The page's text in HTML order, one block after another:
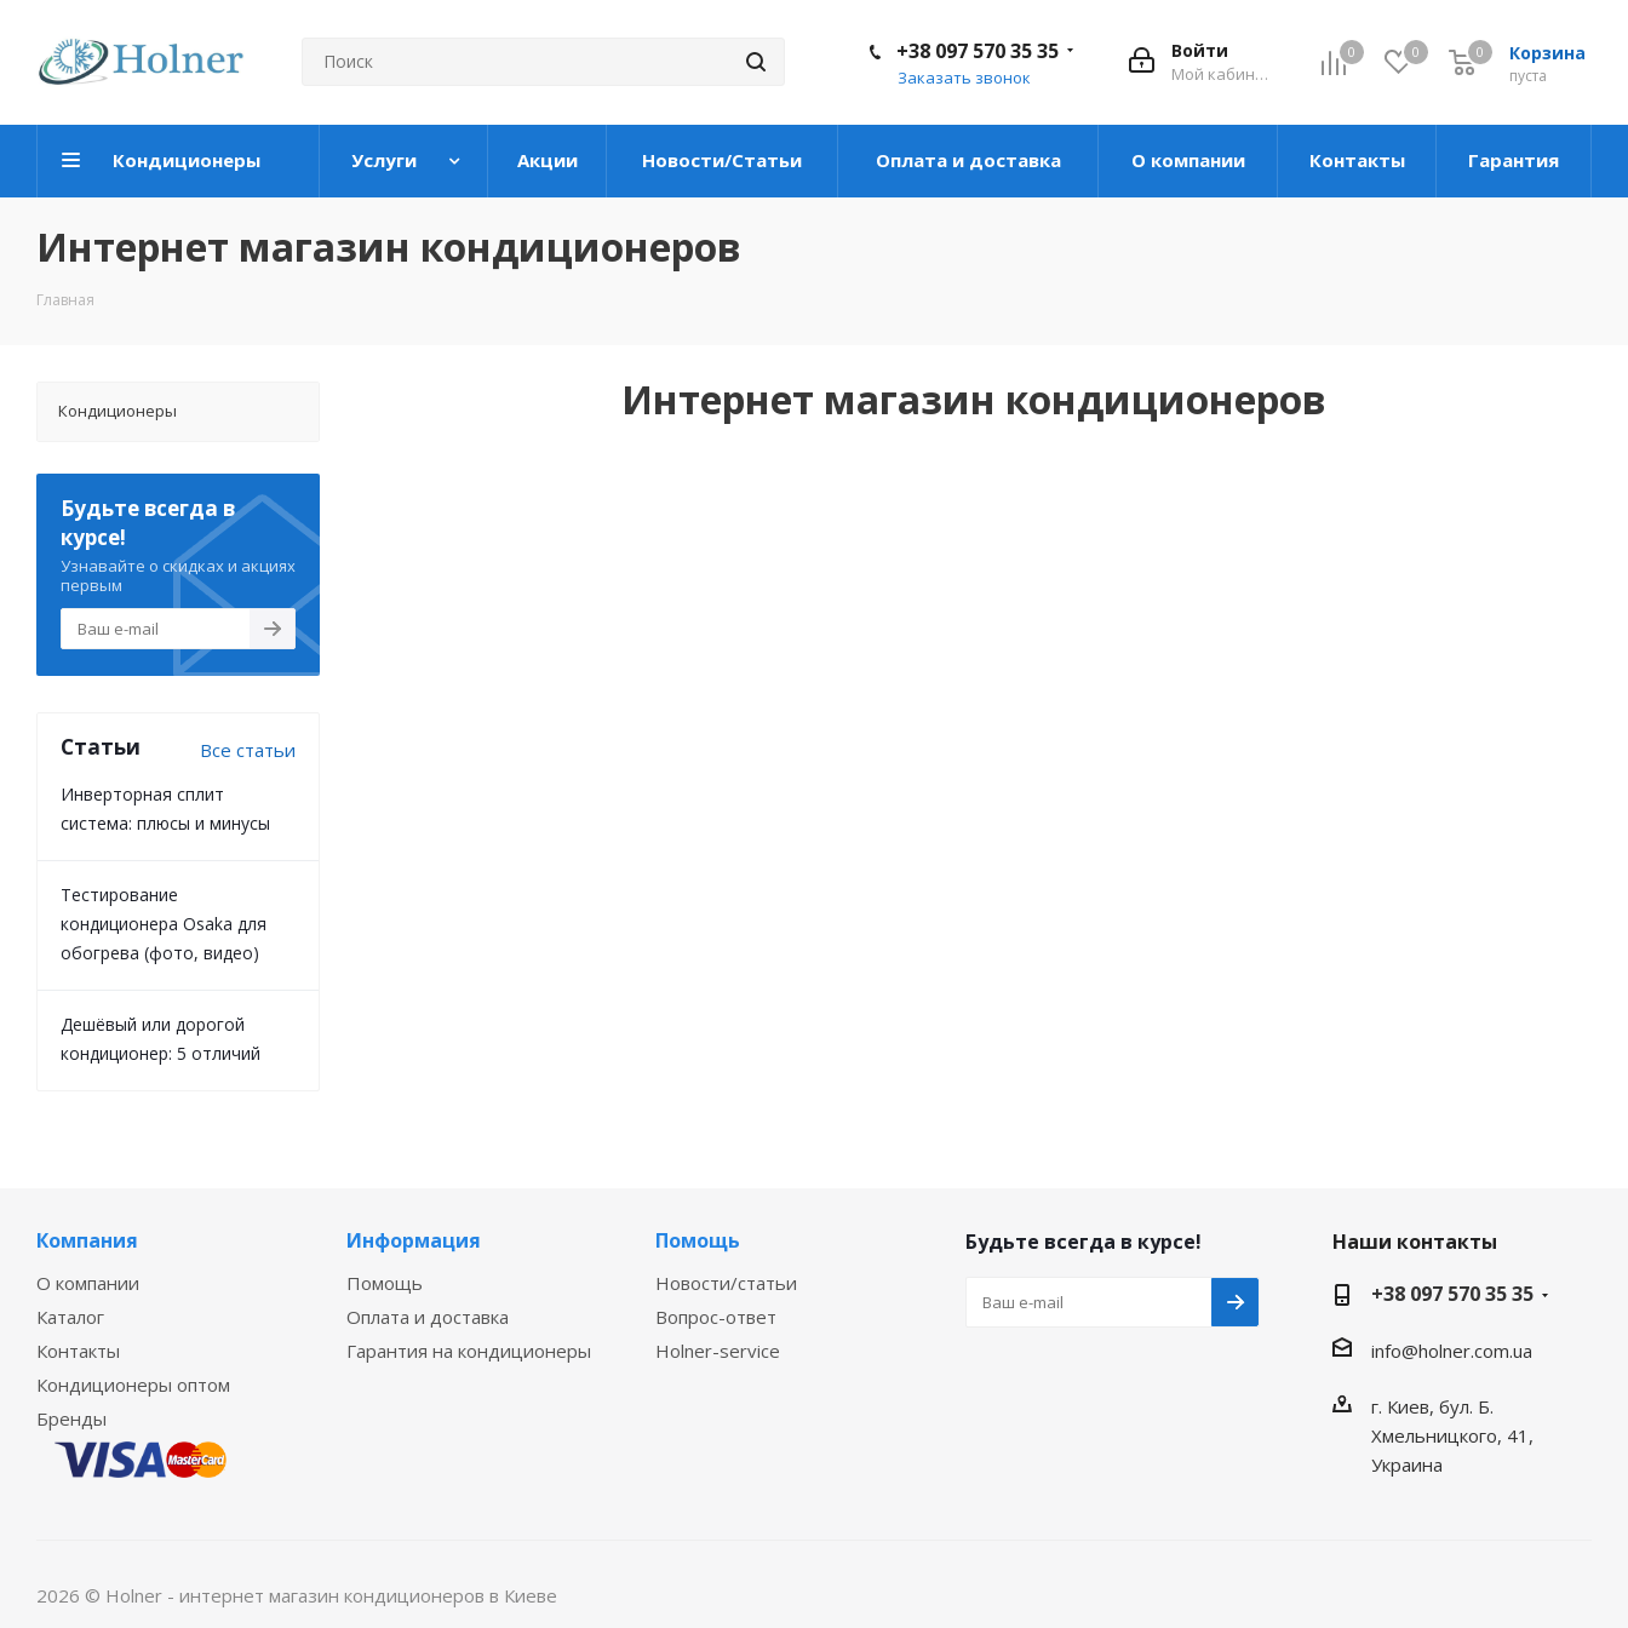
0 0 Корзина
пуста
0
Войти
Мой кабинет
+38 097 570 35 35
Заказать звонок
Кондиционеры Услуги Акции Новости/Статьи Оплата и доставка О компании Контакты Гарантия
Интернет магазин кондиционеров
Главная
Интернет магазин кондиционеров
Кондиционеры
Будьте всегда в
курсе!
Узнавайте о скидках и акциях
первым
Статьи Все статьи
Инверторная сплит
система: плюсы и минусы
Тестирование
кондиционера Osaka для
обогрева (фото, видео)
Дешёвый или дорогой
кондиционер: 5 отличий
Компания
О компании
Каталог
Контакты
Кондиционеры оптом
Бренды
Информация
Помощь
Оплата и доставка
Гарантия на кондиционеры
Помощь
Новости/статьи
Вопрос-ответ
Holner-service
Будьте всегда в курсе!
Наши контакты
+38 097 570 35 35
info@holner.com.ua
г. Киев, бул. Б.
Хмельницкого, 41,
Украина
2026 © Holner - интернет магазин кондиционеров в Киеве